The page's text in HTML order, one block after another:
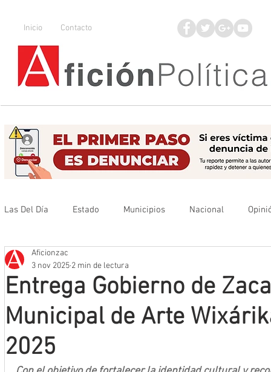
Inicio Contacto
Las Del Día Estado Municipios Nacional
Que no se olvide
Mineros LNBP
Entrega Gobierno de
Municipal de Arte
2025
Aficionzac
3 nov 2025 2 min de lectura